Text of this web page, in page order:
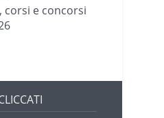
corsi e concorsi